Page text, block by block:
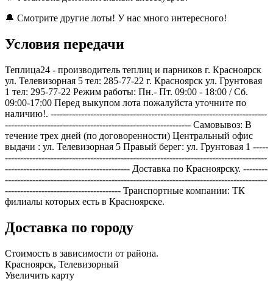
🔔 Смотрите другие лоты! У нас много интересного!
Условия передачи
Теплица24 - производитель теплиц и парников г. Красноярск
ул. Телевизорная 5 тел: 285-77-22 г. Красноярск ул. Грунтовая
1 тел: 295-77-22 Режим работы: Пн.- Пт. 09:00 - 18:00 / Сб.
09:00-17:00 Перед выкупом лота пожалуйста уточните по
наличию!. -----------------------------------------------------------------------
------------------------------------------------------------- Самовывоз: В
течение трех дней (по договоренности) Центральный офис
выдачи : ул. Телевизорная 5 Правый берег: ул. Грунтовая 1 -----
--------------------------------------------------------------------------------------
----------------------------------------- Доставка по Красноярску. --------
--------------------------------------------------------------------------------------
-------------------------------------- Транспортные компании: ТК
филиалы которых есть в Красноярске.
Доставка по городу
Стоимость в зависимости от района.
Красноярск, Телевизорный
Увеличить карту